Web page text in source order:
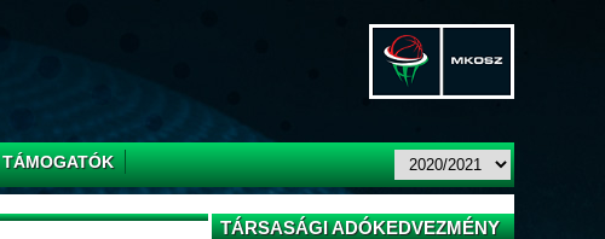
TÁMOGATÓK
TÁRSASÁGI ADÓKEDVEZMÉNY